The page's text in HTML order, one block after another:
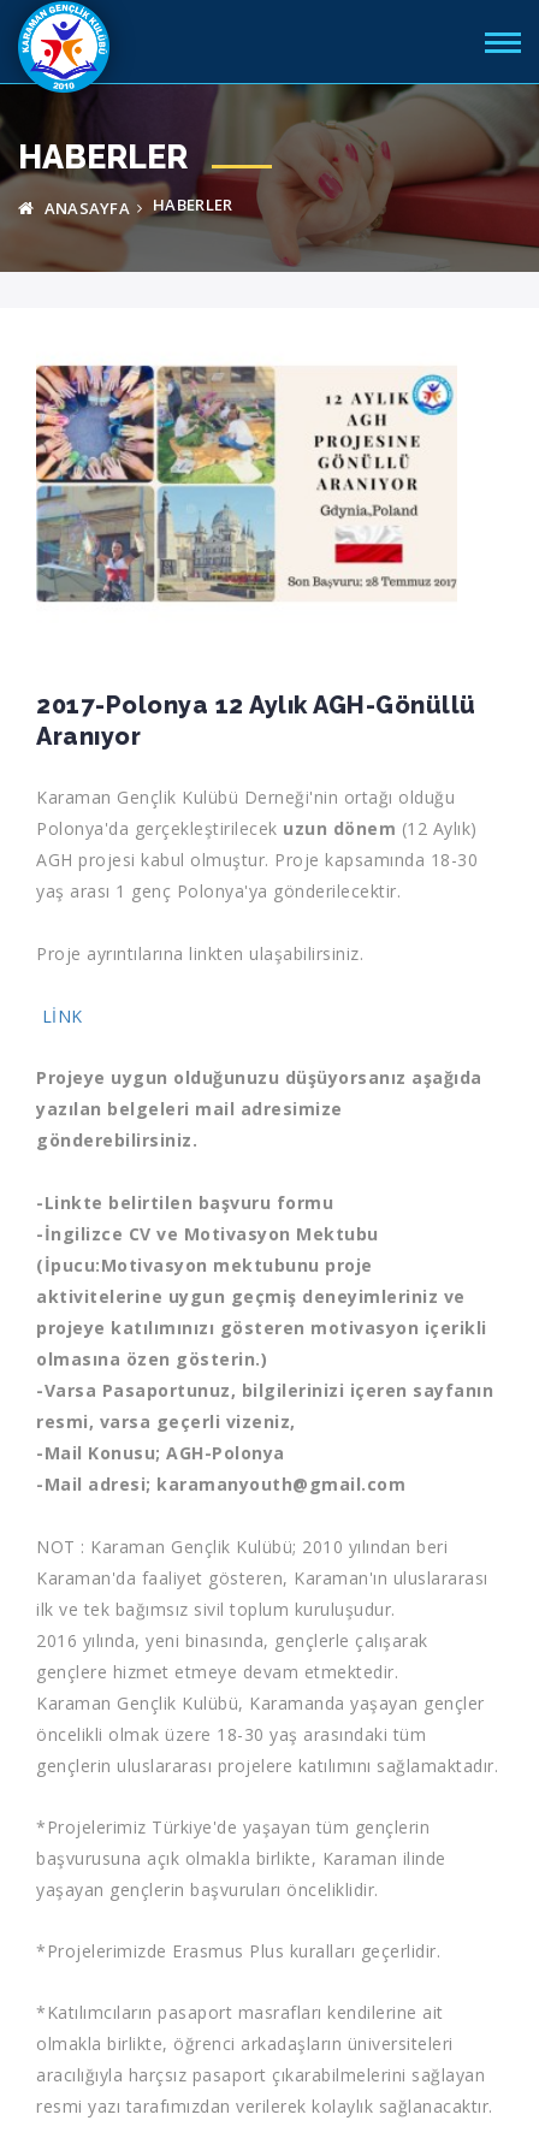
HABERLER
ANASAYFA HABERLER
2017-Polonya 12 Aylık AGH-Gönüllü
Aranıyor
Karaman Gençlik Kulübü Derneği'nin ortağı olduğu
Polonya'da gerçekleştirilecek uzun dönem (12 Aylık)
AGH projesi kabul olmuştur. Proje kapsamında 18-30
yaş arası 1 genç Polonya'ya gönderilecektir.
Proje ayrıntılarına linkten ulaşabilirsiniz.
LİNK
Projeye uygun olduğunuzu düşüyorsanız aşağıda
yazılan belgeleri mail adresimize
gönderebilirsiniz.
-Linkte belirtilen başvuru formu
-İngilizce CV ve Motivasyon Mektubu
(İpucu:Motivasyon mektubunu proje
aktivitelerine uygun geçmiş deneyimleriniz ve
projeye katılımınızı gösteren motivasyon içerikli
olmasına özen gösterin.)
-Varsa Pasaportunuz, bilgilerinizi içeren sayfanın
resmi, varsa geçerli vizeniz,
-Mail Konusu; AGH-Polonya
-Mail adresi; karamanyouth@gmail.com
NOT : Karaman Gençlik Kulübü; 2010 yılından beri
Karaman'da faaliyet gösteren, Karaman'ın uluslararası
ilk ve tek bağımsız sivil toplum kuruluşudur.
2016 yılında, yeni binasında, gençlerle çalışarak
gençlere hizmet etmeye devam etmektedir.
Karaman Gençlik Kulübü, Karamanda yaşayan gençler
öncelikli olmak üzere 18-30 yaş arasındaki tüm
gençlerin uluslararası projelere katılımını sağlamaktadır.
*Projelerimiz Türkiye'de yaşayan tüm gençlerin
başvurusuna açık olmakla birlikte, Karaman ilinde
yaşayan gençlerin başvuruları önceliklidir.
*Projelerimizde Erasmus Plus kuralları geçerlidir.
*Katılımcıların pasaport masrafları kendilerine ait
olmakla birlikte, öğrenci arkadaşların üniversiteleri
aracılığıyla harçsız pasaport çıkarabilmelerini sağlayan
resmi yazı tarafımızdan verilerek kolaylık sağlanacaktır.